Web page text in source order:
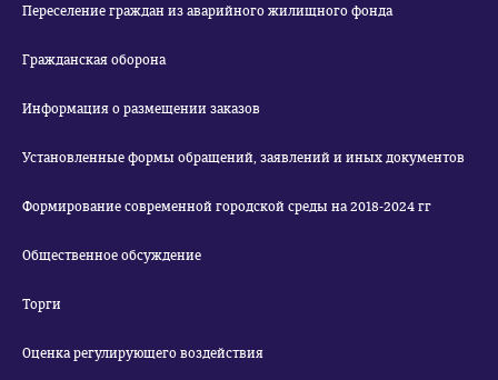
Переселение граждан из аварийного жилищного фонда
Гражданская оборона
Информация о размещении заказов
Установленные формы обращений, заявлений и иных документов
Формирование современной городской среды на 2018-2024 гг
Общественное обсуждение
Торги
Оценка регулирующего воздействия